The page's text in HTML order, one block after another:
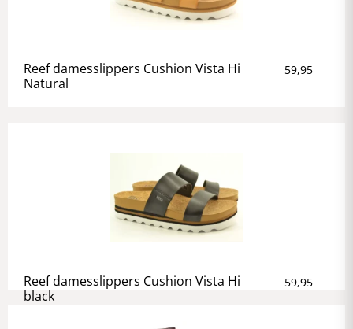
Reef damesslippers Cushion Vista Hi
Natural
59,95
Reef damesslippers Cushion Vista Hi
black
59,95